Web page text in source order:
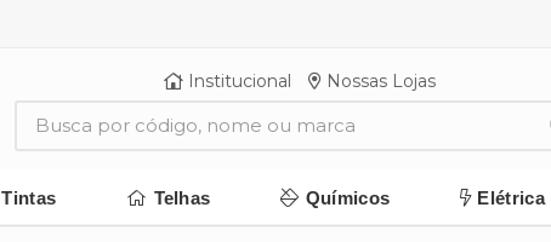
Institucional Nossas Lojas
Tintas Telhas Químicos Elétrica